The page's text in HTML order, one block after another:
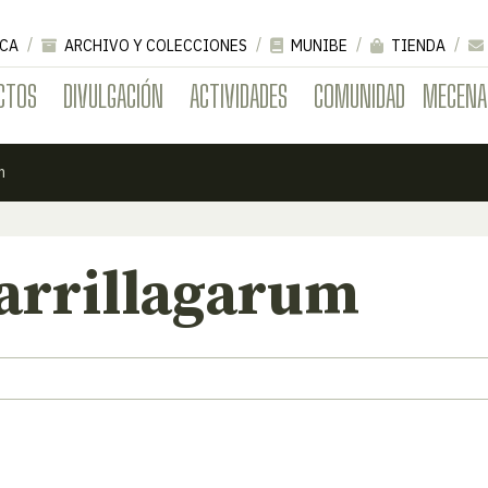
DIVULGACIÓN ACTIVIDADES COMUNIDAD
ARCHIVO Y COLECCIONES MUNIBE TIENDA